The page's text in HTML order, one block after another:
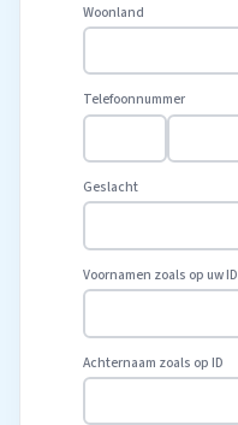
Woonland
Telefoonnummer
Geslacht
Voornamen zoals op uw ID
Achternaam zoals op ID